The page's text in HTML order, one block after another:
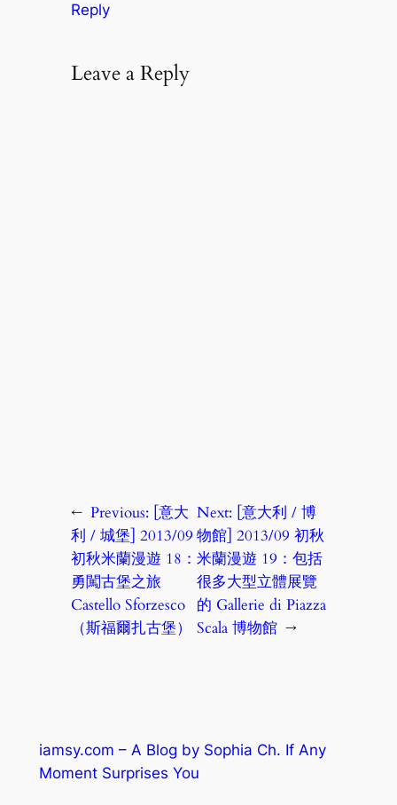
Reply
Leave a Reply
← Previous: [意大
利 / 城堡] 2013/09
初秋米蘭漫遊 18：
勇闖古堡之旅
Castello Sforzesco
（斯福爾扎古堡）
Next: [意大利 / 博
物館] 2013/09 初秋
米蘭漫遊 19：包括
很多大型立體展覽
的 Gallerie di Piazza
Scala 博物館 →
iamsy.com – A Blog by Sophia Ch. If Any
Moment Surprises You